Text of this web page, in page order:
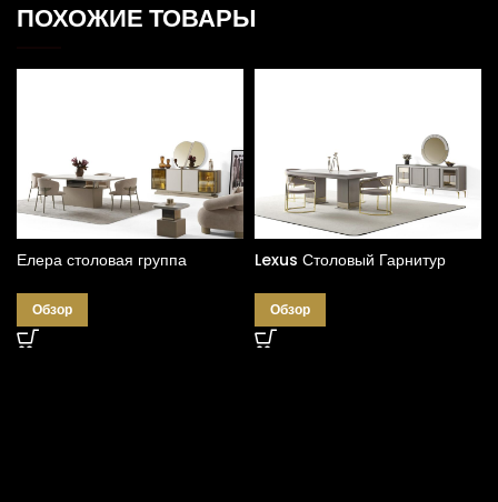
ПОХОЖИЕ ТОВАРЫ
Елера столовая группа
Обзор
Lexus Столовый Гарнитур
Обзор